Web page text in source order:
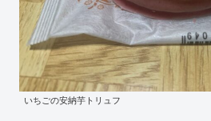
いちごの安納芋トリュフ